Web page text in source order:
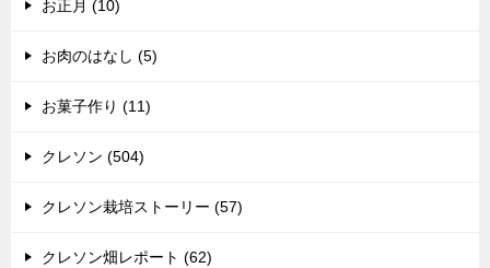
お正月 (10)
お肉のはなし (5)
お菓子作り (11)
クレソン (504)
クレソン栽培ストーリー (57)
クレソン畑レポート (62)